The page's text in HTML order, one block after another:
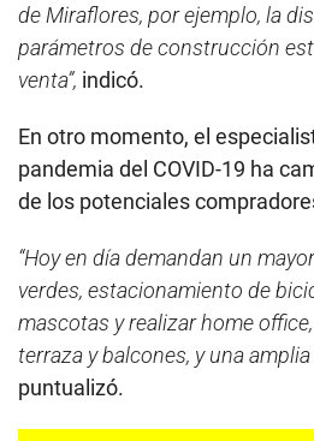
de Miraflores, por ejemplo, la
parámetros de construcción
venta”, indicó.
En otro momento, el
pandemia del COVID-19 ha
de los potenciales
“Hoy en día demandan un
verdes, estacionamiento de
mascotas y realizar home
terraza y balcones, y una amplia
puntualizó.